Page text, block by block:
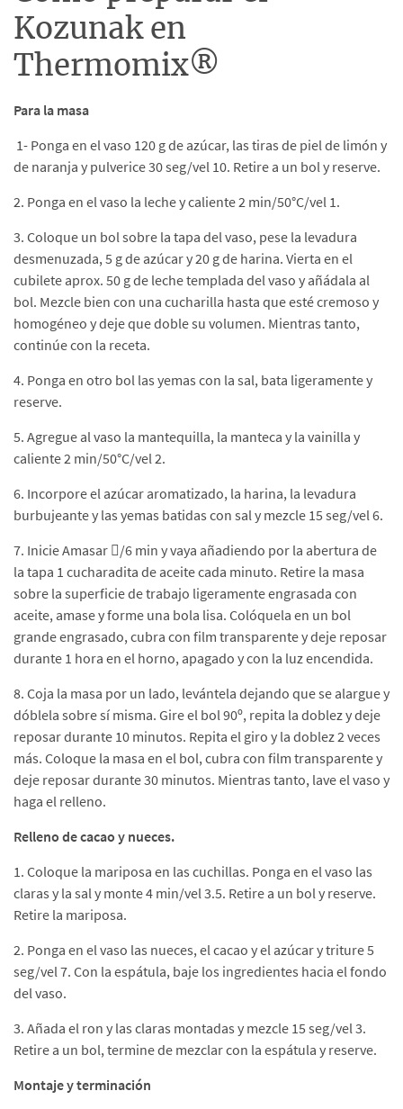
Kozunak en
Thermomix®
Para la masa
1- Ponga en el vaso 120 g de azúcar, las tiras de piel de limón y
de naranja y pulverice 30 seg/vel 10. Retire a un bol y reserve.
2. Ponga en el vaso la leche y caliente 2 min/50°C/vel 1.
3. Coloque un bol sobre la tapa del vaso, pese la levadura
desmenuzada, 5 g de azúcar y 20 g de harina. Vierta en el
cubilete aprox. 50 g de leche templada del vaso y añádala al
bol. Mezcle bien con una cucharilla hasta que esté cremoso y
homogéneo y deje que doble su volumen. Mientras tanto,
continúe con la receta.
4. Ponga en otro bol las yemas con la sal, bata ligeramente y
reserve.
5. Agregue al vaso la mantequilla, la manteca y la vainilla y
caliente 2 min/50°C/vel 2.
6. Incorpore el azúcar aromatizado, la harina, la levadura
burbujeante y las yemas batidas con sal y mezcle 15 seg/vel 6.
7. Inicie Amasar /6 min y vaya añadiendo por la abertura de
la tapa 1 cucharadita de aceite cada minuto. Retire la masa
sobre la superficie de trabajo ligeramente engrasada con
aceite, amase y forme una bola lisa. Colóquela en un bol
grande engrasado, cubra con film transparente y deje reposar
durante 1 hora en el horno, apagado y con la luz encendida.
8. Coja la masa por un lado, levántela dejando que se alargue y
dóblela sobre sí misma. Gire el bol 90º, repita la doblez y deje
reposar durante 10 minutos. Repita el giro y la doblez 2 veces
más. Coloque la masa en el bol, cubra con film transparente y
deje reposar durante 30 minutos. Mientras tanto, lave el vaso y
haga el relleno.
Relleno de cacao y nueces.
1. Coloque la mariposa en las cuchillas. Ponga en el vaso las
claras y la sal y monte 4 min/vel 3.5. Retire a un bol y reserve.
Retire la mariposa.
2. Ponga en el vaso las nueces, el cacao y el azúcar y triture 5
seg/vel 7. Con la espátula, baje los ingredientes hacia el fondo
del vaso.
3. Añada el ron y las claras montadas y mezcle 15 seg/vel 3.
Retire a un bol, termine de mezclar con la espátula y reserve.
Montaje y terminación